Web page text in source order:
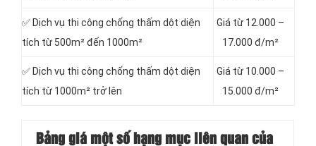
✅ Dịch vụ thi công chống thấm dột diện
tích từ 500m² đến 1000m²
Giá từ 12.000 –
17.000 đ/m²
✅ Dịch vụ thi công chống thấm dột diện
tích từ 1000m² trở lên
Giá từ 10.000 –
15.000 đ/m²
Bảng giá một số hạng mục liên quan của